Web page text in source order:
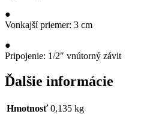
●
Vonkajší priemer: 3 cm
●
Pripojenie: 1/2″ vnútorný závit
Ďalšie informácie
Hmotnosť 0,135 kg